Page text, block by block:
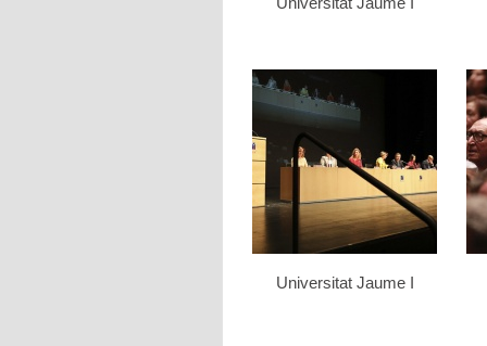
Universitat Jaume I